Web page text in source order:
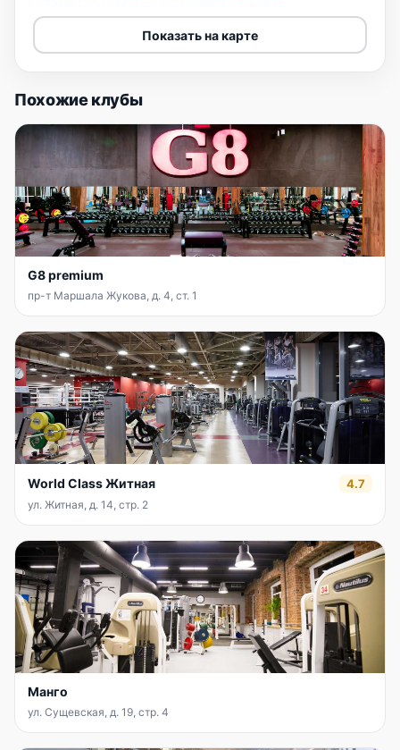
Показать на карте
Похожие клубы
G8 premium
пр-т Маршала Жукова, д. 4, ст. 1
World Class Житная 4.7
ул. Житная, д. 14, стр. 2
Манго
ул. Сущевская, д. 19, стр. 4